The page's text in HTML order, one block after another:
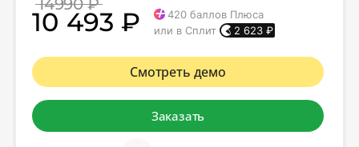
14990 ₽
10 493 ₽ 420баллов Плюса
или в Сплит
2 623₽
Смотреть демо
Заказать